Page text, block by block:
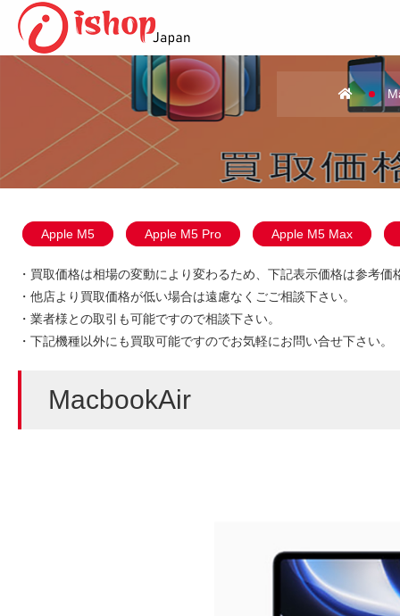
Apple M5 Apple M5 Pro Apple M5 Max
・買取価格は相場の変動により変わるため、下記表示価格は参考価
・他店より買取価格が低い場合は遠慮なくごご相談下さい。
・業者様との取引も可能ですので相談下さい。
・下記機種以外にも買取可能ですのでお気軽にお問い合せ下さい。
MacbookAir